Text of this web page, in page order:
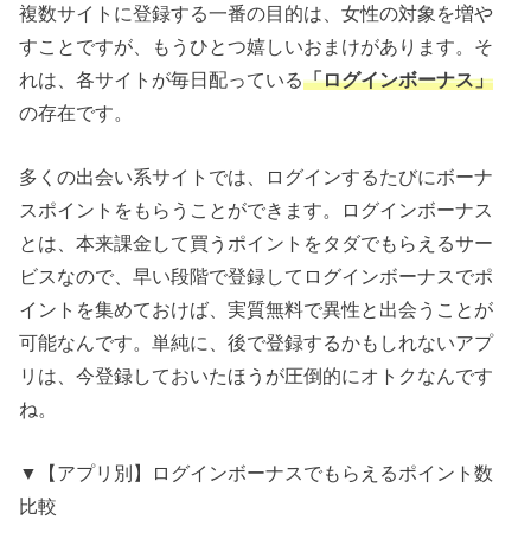
複数サイトに登録する一番の目的は、女性の対象を増や
すことですが、もうひとつ嬉しいおまけがあります。そ
れは、各サイトが毎日配っている「ログインボーナス」
の存在です。
多くの出会い系サイトでは、ログインするたびにボーナ
スポイントをもらうことができます。ログインボーナス
とは、本来課金して買うポイントをタダでもらえるサー
ビスなので、早い段階で登録してログインボーナスでポ
イントを集めておけば、実質無料で異性と出会うことが
可能なんです。単純に、後で登録するかもしれないアプ
リは、今登録しておいたほうが圧倒的にオトクなんです
ね。
▼【アプリ別】ログインボーナスでもらえるポイント数
比較